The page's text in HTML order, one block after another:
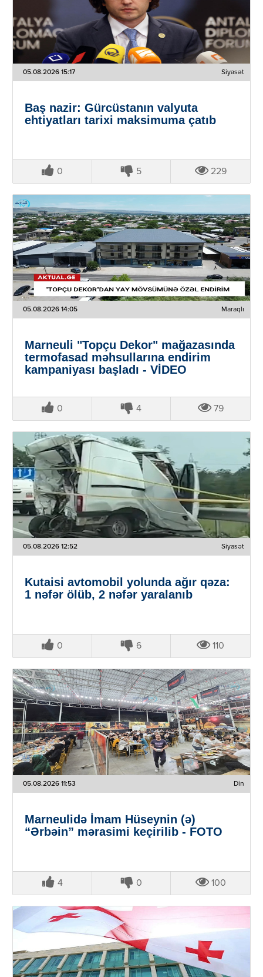
05.08.2026 15:17 Siyasət
Baş nazir: Gürcüstanın valyuta
ehtiyatları tarixi maksimuma çatıb
0 5 229
05.08.2026 14:05 Maraqlı
Marneuli "Topçu Dekor" mağazasında
termofasad məhsullarına endirim
kampaniyası başladı - VİDEO
0 4 79
05.08.2026 12:52 Siyasət
Kutaisi avtomobil yolunda ağır qəza:
1 nəfər ölüb, 2 nəfər yaralanıb
0 6 110
05.08.2026 11:53 Din
Marneulidə İmam Hüseynin (ə)
“Ərbəin” mərasimi keçirilib - FOTO
4 0 100